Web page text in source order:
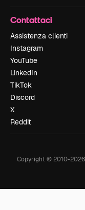
Contattaci
Assistenza clienti
Instagram
YouTube
LinkedIn
TikTok
Discord
X
Reddit
Copyright © 2010-2026